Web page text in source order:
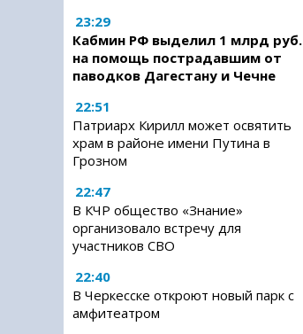
23:29
Кабмин РФ выделил 1 млрд руб.
на помощь пострадавшим от
паводков Дагестану и Чечне
22:51
Патриарх Кирилл может освятить
храм в районе имени Путина в
Грозном
22:47
В КЧР общество «Знание»
организовало встречу для
участников СВО
22:40
В Черкесске откроют новый парк с
амфитеатром